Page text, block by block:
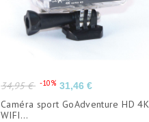
Prix
de
base
34,95 € -10% Prix
31,46 €
Caméra sport GoAdventure HD 4K
WIFI...